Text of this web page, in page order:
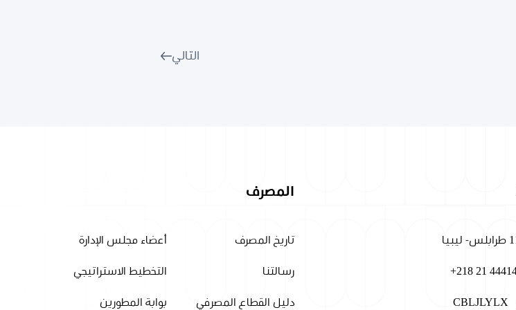
التالي
+218 21
CBLJLYLX
المصرف
تاريخ المصرف أعضاء مجلس الإدارة
رسالتنا التخطيط الاستراتيجي
دليل القطاع المصرفي بوابة المطورين